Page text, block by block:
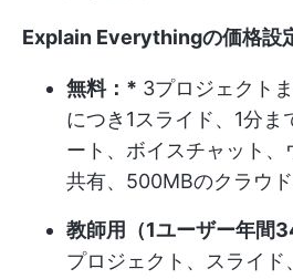
Explain Everythingの価格設
無料：* 3プロジェクト
につき1スライド、1分ま
ート、ボイスチャット、
共有、500MBのクラウ
教師用（1ユーザー年間
プロジェクト、スライド